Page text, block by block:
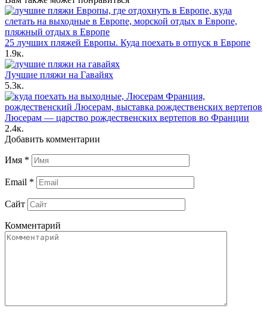
25 лучших пляжей Европы. Куда поехать в отпуск в Европе
1.9к.
Лучшие пляжи на Гавайях
5.3к.
Люсерам — царство рождественских вертепов во Франции
2.4к.
Добавить комментарии
Имя *
Email *
Сайт
Комментарий